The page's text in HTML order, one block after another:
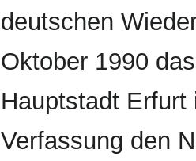
deutschen
Oktober 1990
Hauptstadt
Verfassung den